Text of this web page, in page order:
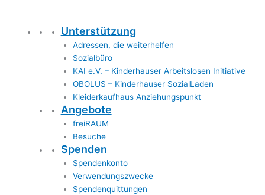
Unterstützung
Adressen, die weiterhelfen
Sozialbüro
KAI e.V. – Kinderhauser Arbeitslosen Initiative
OBOLUS – Kinderhauser SozialLaden
Kleiderkaufhaus Anziehungspunkt
Angebote
freiRAUM
Besuche
Spenden
Spendenkonto
Verwendungszwecke
Spendenquittungen